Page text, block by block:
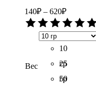
140₽ – 620₽Диапазон
цен:
140₽
–
620₽
Вес
10
гр
25
гр
50